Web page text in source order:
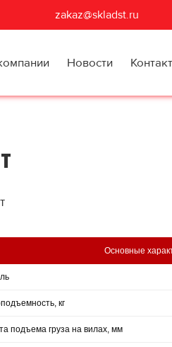
zakaz@skladst.ru
Новости
Основные
кг
подъема груза на вилах, мм